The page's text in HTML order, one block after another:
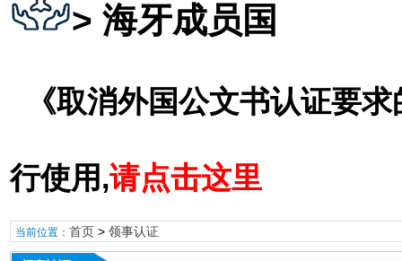
> 海牙成员国
《取消外国公文书认证要
行使用,请点击这里
当前位置： 首页> 领事认证